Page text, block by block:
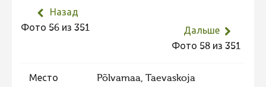
Фотоконкурс 2014
Назад
Фото 56 из 351
Дальше
Фото 58 из 351
Место Põlvamaa, Taevaskoja